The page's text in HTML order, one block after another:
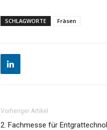
SCHLAGWORTE Fräsen
Vorheriger Artikel
2. Fachmesse für